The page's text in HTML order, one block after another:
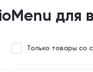
для
Только товары со